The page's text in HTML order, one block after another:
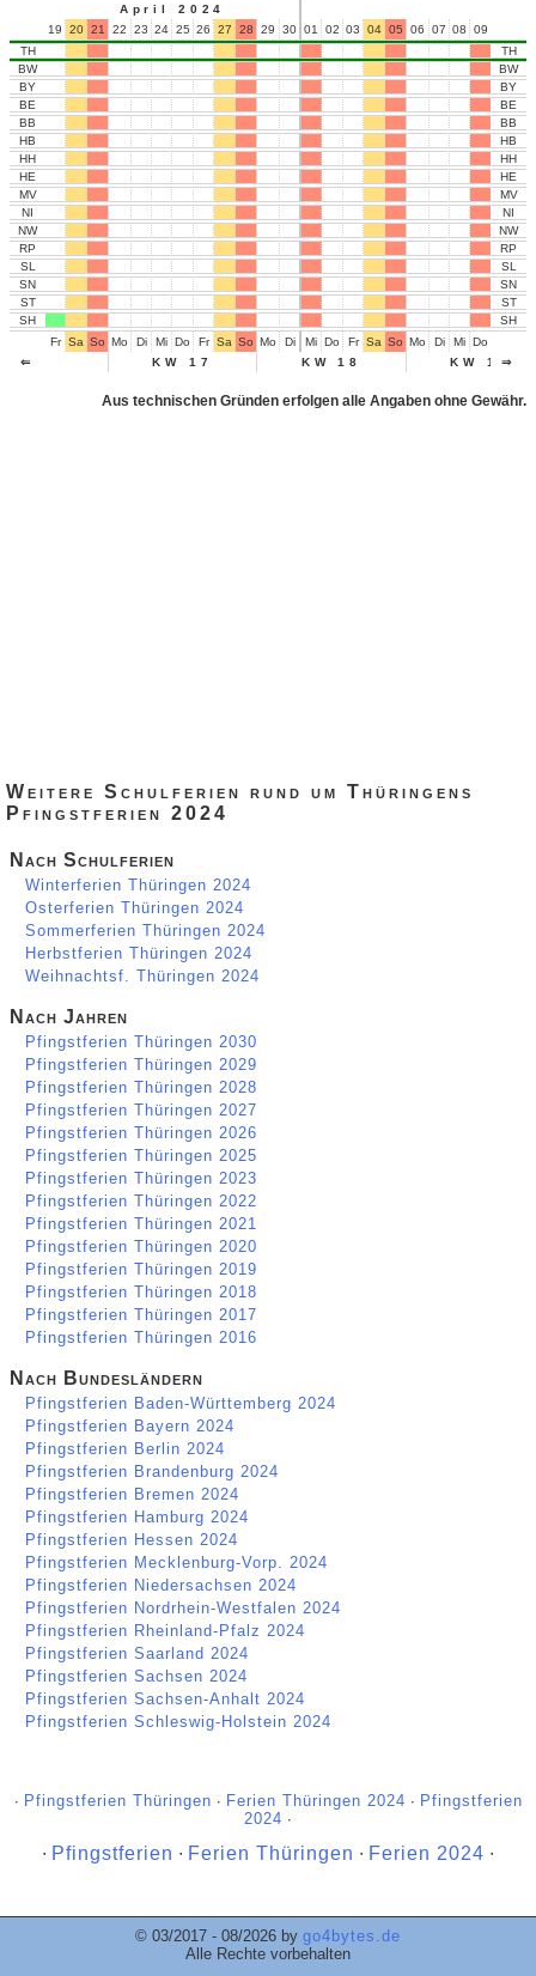
April 2024
19
20 21 22 23 24 25 26 27 28 29 30 01 02 03 04 05 06 07 08 09
Fr Sa So Mo Di Mi Do Fr Sa So Mo Di Mi Do Fr Sa So Mo Di Mi Do
KW 17
KW 18 KW 19
TH
BW
BY
BE
BB
HB
HH
HE
MV
NI
NW
RP
SL
SN
ST
SH
⇐
TH
BW
BY
BE
BB
HB
HH
HE
MV
NI
NW
RP
SL
SN
ST
SH
⇒
Aus technischen Gründen erfolgen alle Angaben ohne Gewähr.
Weitere Schulferien rund um Thüringens
Pfingstferien 2024
Nach Schulferien
Winterferien Thüringen 2024
Osterferien Thüringen 2024
Sommerferien Thüringen 2024
Herbstferien Thüringen 2024
Weihnachtsf. Thüringen 2024
Nach Jahren
Pfingstferien Thüringen 2030
Pfingstferien Thüringen 2029
Pfingstferien Thüringen 2028
Pfingstferien Thüringen 2027
Pfingstferien Thüringen 2026
Pfingstferien Thüringen 2025
Pfingstferien Thüringen 2023
Pfingstferien Thüringen 2022
Pfingstferien Thüringen 2021
Pfingstferien Thüringen 2020
Pfingstferien Thüringen 2019
Pfingstferien Thüringen 2018
Pfingstferien Thüringen 2017
Pfingstferien Thüringen 2016
Nach Bundesländern
Pfingstferien Baden-Württemberg 2024
Pfingstferien Bayern 2024
Pfingstferien Berlin 2024
Pfingstferien Brandenburg 2024
Pfingstferien Bremen 2024
Pfingstferien Hamburg 2024
Pfingstferien Hessen 2024
Pfingstferien Mecklenburg-Vorp. 2024
Pfingstferien Niedersachsen 2024
Pfingstferien Nordrhein-Westfalen 2024
Pfingstferien Rheinland-Pfalz 2024
Pfingstferien Saarland 2024
Pfingstferien Sachsen 2024
Pfingstferien Sachsen-Anhalt 2024
Pfingstferien Schleswig-Holstein 2024
∙ Pfingstferien Thüringen ∙ Ferien Thüringen 2024 ∙ Pfingstferien
2024 ∙
∙ Pfingstferien ∙ Ferien Thüringen ∙ Ferien 2024 ∙
© 03/2017 - 08/2026 by go4bytes.de
Alle Rechte vorbehalten